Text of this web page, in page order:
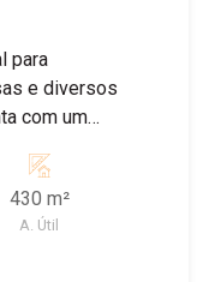
para
e diversos
mais
de energia
430 m²
A. Útil